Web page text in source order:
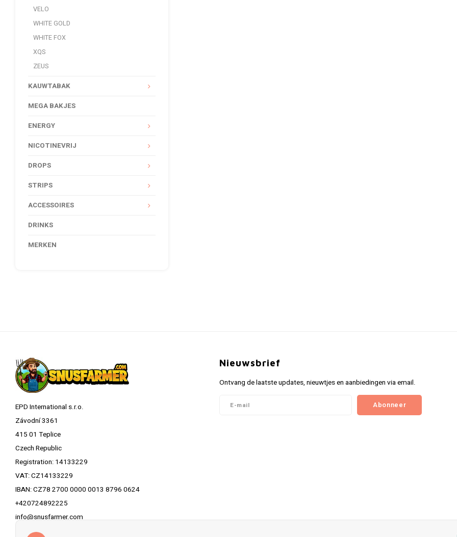
VELO
WHITE GOLD
WHITE FOX
XQS
ZEUS
KAUWTABAK
MEGA BAKJES
ENERGY
NICOTINEVRIJ
DROPS
STRIPS
ACCESSOIRES
DRINKS
MERKEN
EPD International s.r.o.
Závodní 3361
415 01 Teplice
Czech Republic
Registration: 14133229
VAT: CZ14133229
IBAN: CZ78 2700 0000 0013 8796 0624
+420724892225
info@snusfarmer.com
Nieuwsbrief
Ontvang de laatste updates, nieuwtjes en aanbiedingen via email.
Abonneer